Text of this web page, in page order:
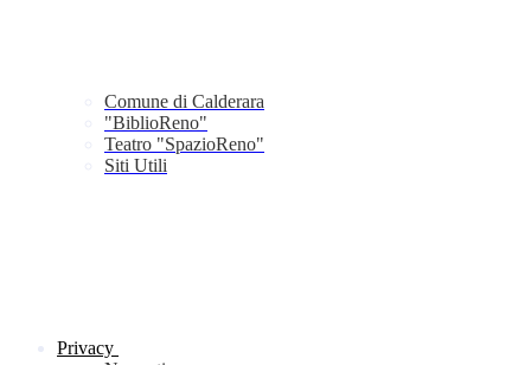
Comune di Calderara
"BiblioReno"
Teatro "SpazioReno"
Siti Utili
Privacy